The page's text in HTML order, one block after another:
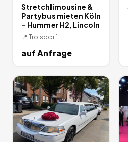
Stretchlimousine &
Partybus mieten Köln
– Hummer H2, Lincoln
📍 Troisdorf
auf Anfrage